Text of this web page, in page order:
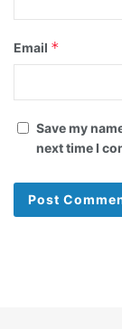
Email *
Save my
next time I